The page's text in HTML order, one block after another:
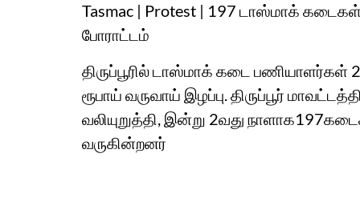
Tasmac | Protest | 197 டாஸ்மாக் கடைகள்
போராட்டம்
திருப்பூரில் டாஸ்மாக் கடை பணியாளர்கள்
ரூபாய் வருவாய் இழப்பு. திருப்பூர்
வலியுறுத்தி, இன்று 2வது
வருகின்றனர்